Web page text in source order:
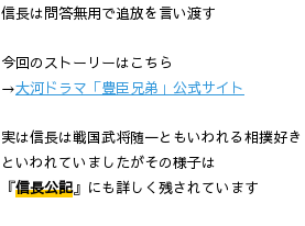
信長は問答無用で追放を言い渡す
今回のストーリーはこちら
→大河ドラマ「豊臣兄弟」公式サイト
実は信長は戦国武将随一ともいわれる相撲好き
といわれていましたがその様子は
『信長公記』にも詳しく残されています